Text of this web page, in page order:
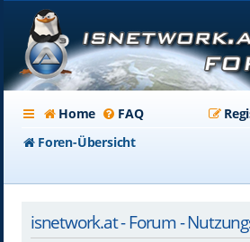
Home FAQ
Foren-Übersicht
isnetwork.at - Forum -